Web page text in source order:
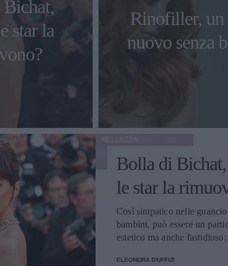
star la
Rinofiller, un
nuovo senza
Bolla di
le star la
Così simpatico nelle
bambini, può essere un
estetico ma anche
ELEONORA D'UFFIZI